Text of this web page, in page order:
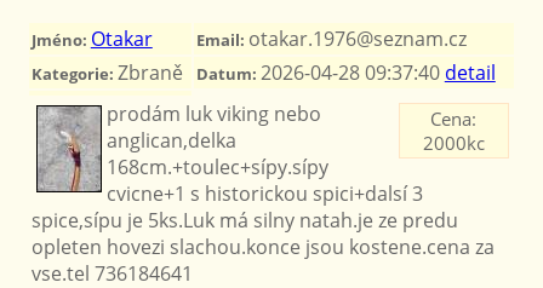
Jméno: Otakar Email: otakar.1976@seznam.cz
Kategorie: Zbraně Datum: 2026-04-28 09:37:40 detail
Cena:
2000kc
prodám luk viking nebo
anglican,delka
168cm.+toulec+sípy.sípy
cvicne+1 s historickou spici+dalsí 3
spice,sípu je 5ks.Luk má silny natah.je ze predu
opleten hovezi slachou.konce jsou kostene.cena za
vse.tel 736184641